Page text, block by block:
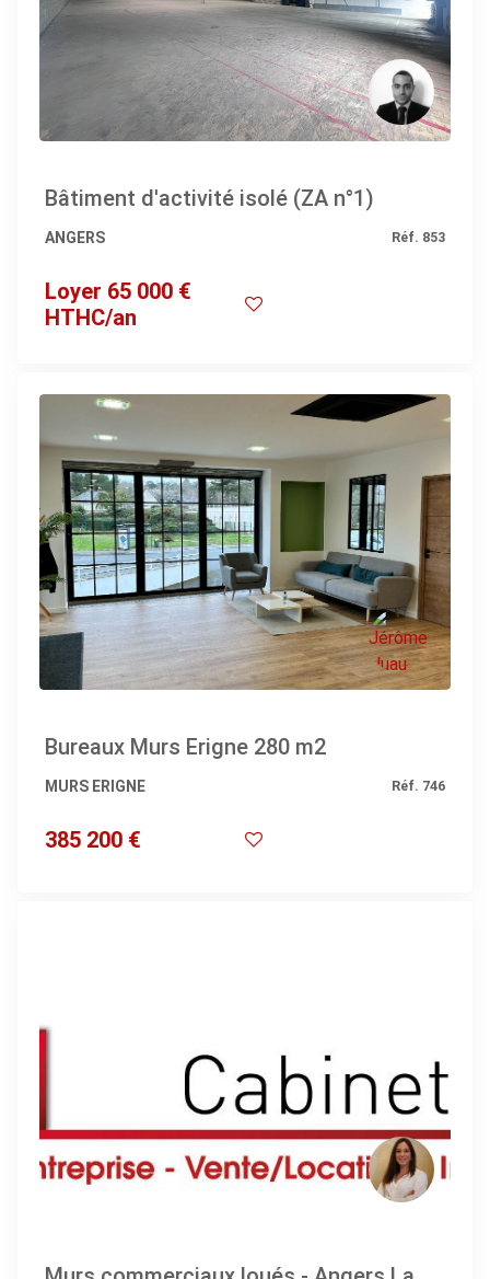
Bâtiment d'activité isolé (ZA n°1)
ANGERS Réf. 853
Loyer 65 000 €
HTHC/an
Bureaux Murs Erigne 280 m2
MURS ERIGNE Réf. 746
385 200 €